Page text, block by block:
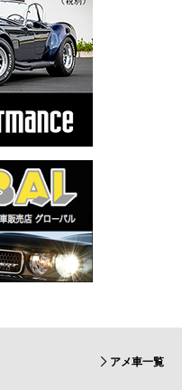
アメ車一覧